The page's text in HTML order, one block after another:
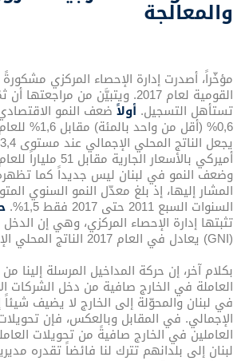
والمعالجة
مؤخّراً، أصدرت إدارة الإحصاء المركزي
القومية لعام 2017. ويتبيَّن من
تستأهل التسجيل. أولاً ضعف النمو
أميركي بالأسعار
وضعف النمو في لبنان ليس جديداً كما
المشار إليها، إذ بلغ معدّل النمو السنوي
السنوات السبع 2011 حتى 2017 فقط 1,5%.
تثبتها إدارة الإحصاء المركزي، وهي إن
(GNI) يعادل في العام 2017 الناتج المحلي الإجمالي.
بكلام آخر، إن حركة المداخيل المرسلة إلينا من
العاملة في الخارج صافية من دخل الشركات
في لبنان والمحوّلة إلى الخارج لا يضيف شيئاً
الإجمالي. في المقابل وبالعكس، فإن تحويلات
العاملين في الخارج صافيةً من تحويلات
لبنان إلى بلدانهم تترك لنا فائضاً تقدره